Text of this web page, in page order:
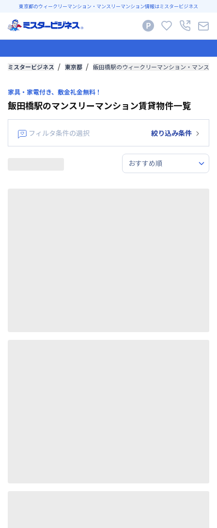
東京都のウィークリーマンション・マンスリーマンション情報はミスタービジネス
ミスタービジネス 東京都 飯田橋駅のウィークリーマンション・マンス
家具・家電付き、敷金礼金無料！
飯田橋駅のマンスリーマンション賃貸物件一覧
フィルタ条件の選択 絞り込み条件